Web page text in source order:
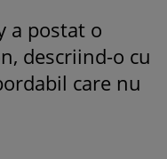
a postat o
descriind-o cu
care nu